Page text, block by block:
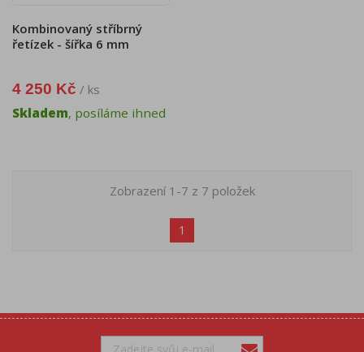
Kombinovaný stříbrný
řetízek - šířka 6 mm
4 250 Kč / ks
Skladem, posíláme ihned
Zobrazení 1-7 z 7 položek
1